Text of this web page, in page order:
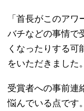
「首長がこのア
バチなどの事情で
くなったりする可
をいただきました。
受賞者への事前連
悩んでいる点です。